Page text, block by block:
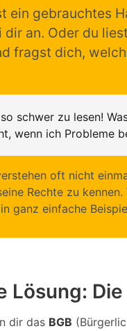
ein gebrauchtes
an. Oder du
fragst dich,
schwer zu lesen!
wenn ich Probleme
oft nicht
Rechte zu
ganz einfache
Lösung:
dir das BGB